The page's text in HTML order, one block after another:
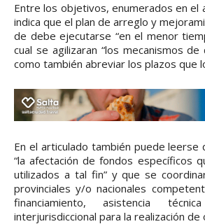
Entre los objetivos, enumerados en el
indica que el plan de arreglo y
de debe ejecutarse “en el menor
cual se agilizaran “los mecanismos
como también abreviar los plazos que
En el articulado también puede leerse
“la afectación de fondos específicos
utilizados a tal fin” y que se
provinciales y/o nacionales
financiamiento, asistencia
interjurisdiccional para la realización de